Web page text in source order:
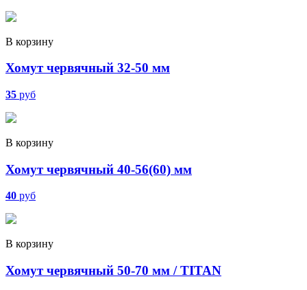
В корзину
Хомут червячный 32-50 мм
35 руб
В корзину
Хомут червячный 40-56(60) мм
40 руб
В корзину
Хомут червячный 50-70 мм / TITAN